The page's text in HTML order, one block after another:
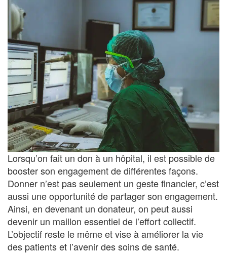
Lorsqu’on fait un don à un hôpital, il est possible de
booster son engagement de différentes façons.
Donner n’est pas seulement un geste financier, c’est
aussi une opportunité de partager son engagement.
Ainsi, en devenant un donateur, on peut aussi
devenir un maillon essentiel de l’effort collectif.
L’objectif reste le même et vise à améliorer la vie
des patients et l’avenir des soins de santé.